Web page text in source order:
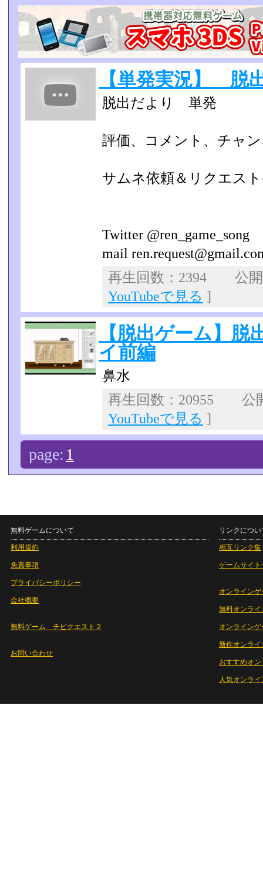
【単発実況】 脱
脱出だより 単発
評価、コメント、チャ
サムネ依頼＆リクエス
Twitter @ren_game_song
mail
再生回数：2394 公
YouTubeで見る ]
【脱出ゲーム】
イ前編
鼻水
再生回数：20955 公
YouTubeで見る ]
page: 1
無料ゲームについて
利用規約
免責事項
プライバシーポリシー
会社概要
無料ゲーム チビクエスト２
お問い合わせ
リンクについ
相互リンク集
ゲームサイト
オンラインゲ
無料オンライ
オンライン
新作オンライ
おすすめオ
人気オンラ